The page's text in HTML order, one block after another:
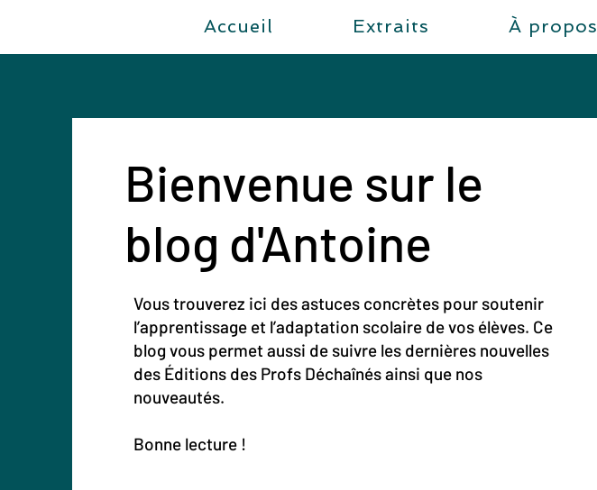
Accueil Extraits À propos
Bienvenue sur le
blog d'Antoine
Vous trouverez ici des astuces concrètes pour soutenir
l’apprentissage et l’adaptation scolaire de vos élèves. Ce
blog vous permet aussi de suivre les dernières nouvelles
des Éditions des Profs Déchaînés ainsi que nos
nouveautés.
Bonne lecture !